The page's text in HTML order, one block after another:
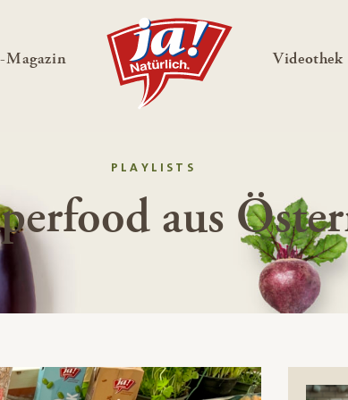
ausklappen
Magazin — Untermenü ausklappen Videothek
PLAYLISTS
aus